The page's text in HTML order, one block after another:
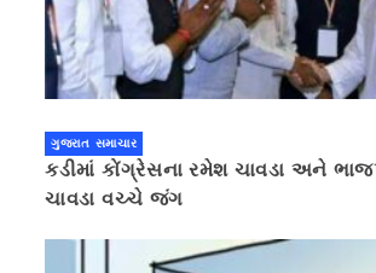
ગુજરાત સમાચાર
કડીમાં કોંગ્રેસના રમેશ ચાવડા અને
ચાવડા વચ્ચે જંગ